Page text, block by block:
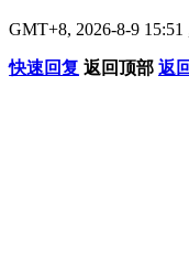
GMT+8, 2026-8-9 15:51
快速回复 返回顶部 返